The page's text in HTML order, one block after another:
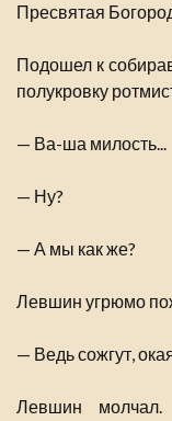
Пресвятая
Подошел к
полукровку
— Ва-ша милость...
— Ну?
— А мы как же?
Левшин угрюмо
— Ведь сожгут,
Левшин молчал.